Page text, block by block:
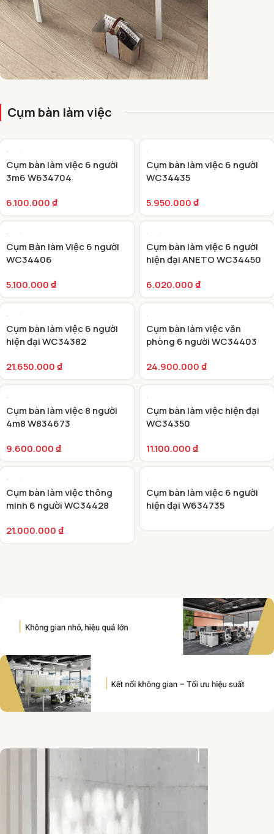
CỤM BÀN LÀM VIỆC NĂNG ĐỘNG
Cụm bàn làm việc
Cụm bàn làm việc 6 người
3m6 W634704
6.100.000₫
Cụm bàn làm việc 6 người
WC34435
5.950.000₫
Cụm Bàn làm Việc 6 người
WC34406
5.100.000₫
Cụm bàn làm việc 6 người
hiện đại ANETO WC34450
6.020.000₫
Cụm bàn làm việc 6 người
hiện đại WC34382
21.650.000₫
Cụm bàn làm việc văn
phòng 6 người WC34403
24.900.000₫
Cụm bàn làm việc 8 người
4m8 W834673
9.600.000₫
Cụm bàn làm việc hiện đại
WC34350
11.100.000₫
Cụm bàn làm việc thông
minh 6 người WC34428
21.000.000₫
Cụm bàn làm việc 6 người
hiện đại W634735